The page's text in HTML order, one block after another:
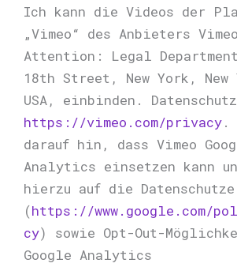
Ich kann die Videos der
„Vimeo“ des Anbieters
Attention: Legal
18th Street, New York, New
USA, einbinden.
https://vimeo.com/privacy.
darauf hin, dass Vimeo
Analytics einsetzen kann
hierzu auf die
(https://www.google.com/
cy) sowie Opt-Out-
Google Analytics